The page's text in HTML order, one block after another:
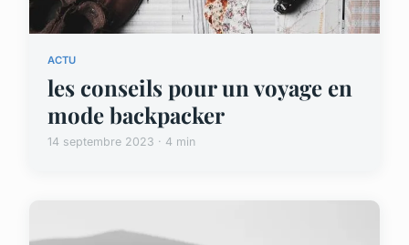
ACTU
les conseils pour un voyage en
mode backpacker
14 septembre 2023 · 4 min